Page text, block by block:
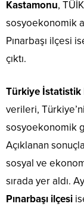
Kastamonu,
sosyoekonomik
Pınarbaşı ilçesi
çıktı.
Türkiye İstatistik
verileri,
sosyoekonomik
Açıklanan
sosyal ve
sırada yer aldı.
Pınarbaşı ilçesi